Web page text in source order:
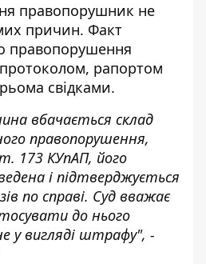
правопорушник не
причин. Факт
правопорушення
рапортом
свідками.
вбачається склад
правопорушення,
173 КУпАП, його
і підтверджується
по справі. Суд вважає
до нього
у вигляді штрафу", -